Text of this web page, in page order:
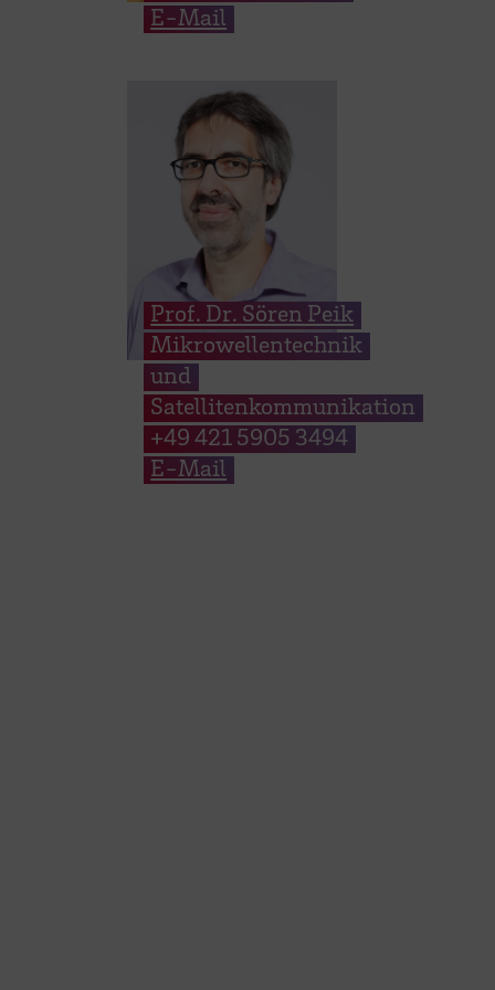
E-Mail
Prof. Dr. Sören Peik
Mikrowellentechnik
und
Satellitenkommunikation
+49 421 5905 3494
E-Mail